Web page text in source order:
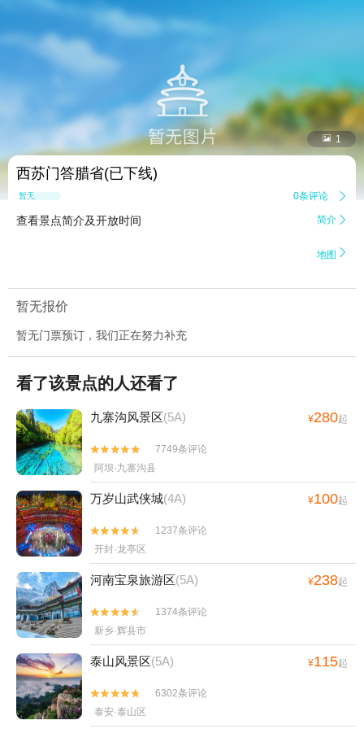
 1
西苏门答腊省(已下线)
暂无点评 0条评论 
查看景点简介及开放时间 简介 
地图 
暂无报价
暂无门票预订，我们正在努力补充
看了该景点的人还看了
九寨沟风景区(5A) ¥280起


7749条评论
阿坝·九寨沟县
万岁山武侠城(4A) ¥100起


1237条评论
开封·龙亭区
河南宝泉旅游区(5A) ¥238起


1374条评论
新乡·辉县市
泰山风景区(5A) ¥115起


6302条评论
泰安·泰山区